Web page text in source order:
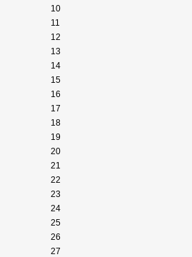
10
11
12
13
14
15
16
17
18
19
20
21
22
23
24
25
26
27